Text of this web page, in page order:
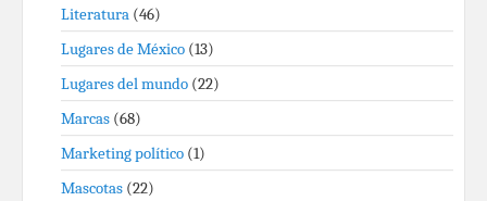
Literatura (46)
Lugares de México (13)
Lugares del mundo (22)
Marcas (68)
Marketing político (1)
Mascotas (22)